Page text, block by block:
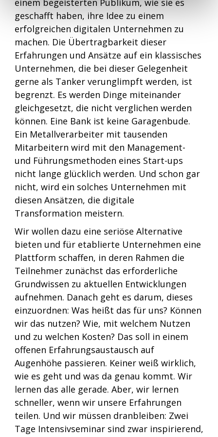
einem begeisterten Publikum, wie sie es
geschafft haben, ihre Idee zu einem
erfolgreichen digitalen Unternehmen zu
machen. Die Übertragbarkeit dieser
Erfahrungen und Ansätze auf ein klassisches
Unternehmen, die bei dieser Gelegenheit
gerne als Tanker verunglimpft werden, ist
begrenzt. Es werden Dinge miteinander
gleichgesetzt, die nicht verglichen werden
können. Eine Bank ist keine Garagenbude.
Ein Metallverarbeiter mit tausenden
Mitarbeitern wird mit den Management-
und Führungsmethoden eines Start-ups
nicht lange glücklich werden. Und schon gar
nicht, wird ein solches Unternehmen mit
diesen Ansätzen, die digitale
Transformation meistern.
Wir wollen dazu eine seriöse Alternative
bieten und für etablierte Unternehmen eine
Plattform schaffen, in deren Rahmen die
Teilnehmer zunächst das erforderliche
Grundwissen zu aktuellen Entwicklungen
aufnehmen. Danach geht es darum, dieses
einzuordnen: Was heißt das für uns? Können
wir das nutzen? Wie, mit welchem Nutzen
und zu welchen Kosten? Das soll in einem
offenen Erfahrungsaustausch auf
Augenhöhe passieren. Keiner weiß wirklich,
wie es geht und was da genau kommt. Wir
lernen das alle gerade. Aber, wir lernen
schneller, wenn wir unsere Erfahrungen
teilen. Und wir müssen dranbleiben: Zwei
Tage Intensivseminar sind zwar inspirierend,